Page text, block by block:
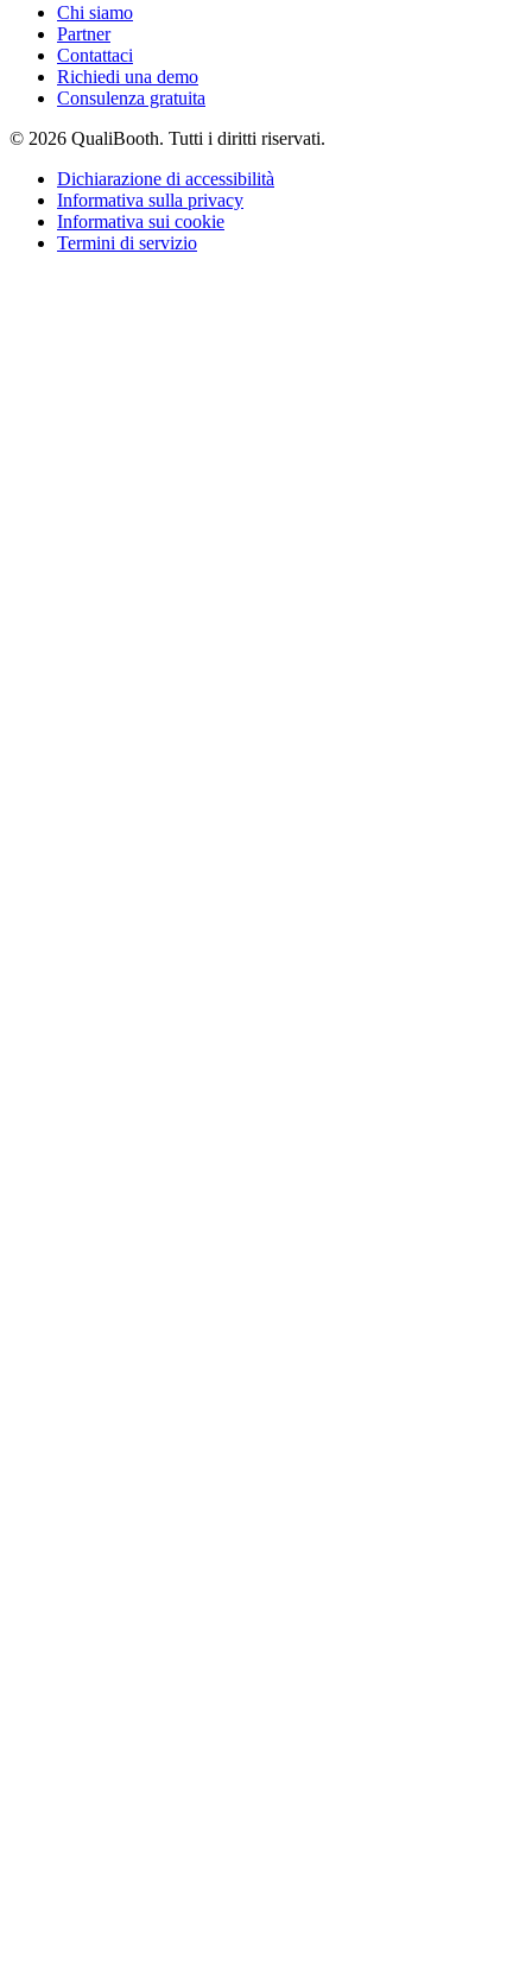
Chi siamo
Partner
Contattaci
Richiedi una demo
Consulenza gratuita
© 2026 QualiBooth. Tutti i diritti riservati.
Dichiarazione di accessibilità
Informativa sulla privacy
Informativa sui cookie
Termini di servizio